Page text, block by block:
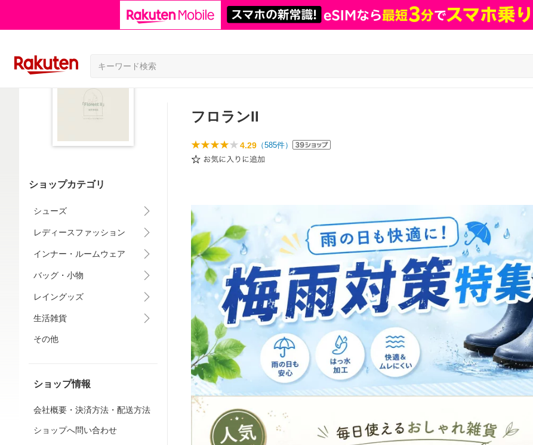
ショップカテゴリ
シューズ
レディースファッション
インナー・ルームウェア
バッグ・小物
レイングッズ
生活雑貨
その他
ショップ情報
会社概要・決済方法・配送方法
ショップへ問い合わせ
フロランII
4.29 （585件）